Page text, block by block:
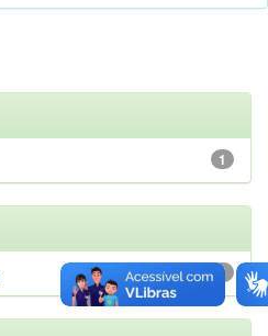
1
1